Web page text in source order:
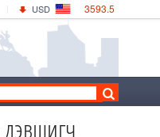
USD 3593.5
4146.36